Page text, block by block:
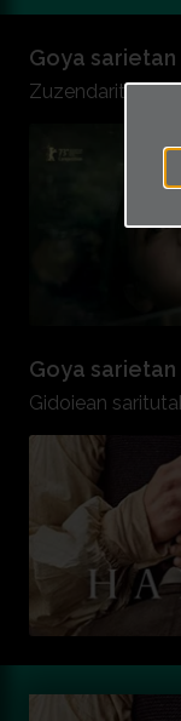
Goya
Zuzendaritzan
Goya
Gidoiean